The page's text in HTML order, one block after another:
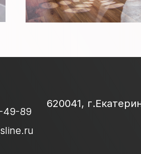
49-89
620041,